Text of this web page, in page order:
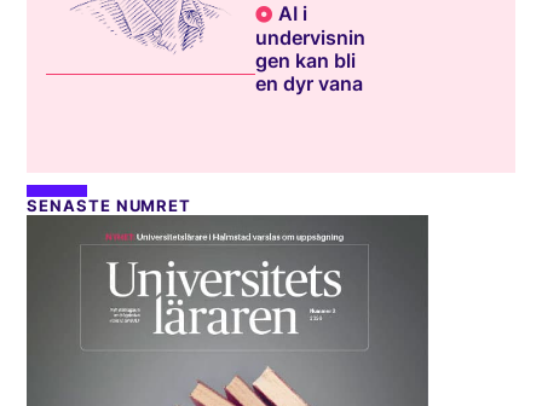
AI i
undervisnin
gen kan bli
en dyr vana
SENASTE NUMRET